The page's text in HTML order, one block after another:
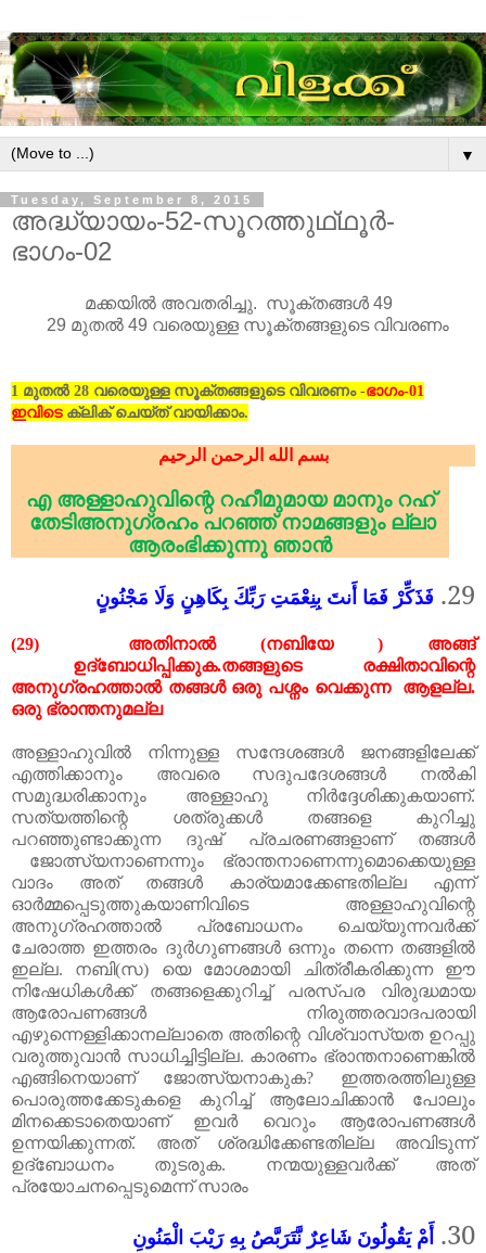
▼
Tuesday, September 8, 2015
അദ്ധ്യായം-52-സൂറത്തുഥ്ഥൂർ-
ഭാഗം-02
മക്കയിൽ അവതരിച്ചു. സൂക്തങ്ങൾ 49
29 മുതൽ 49 വരെയുള്ള സൂക്തങ്ങളുടെ വിവരണം
1 മുതൽ 28 വരെയുള്ള സൂക്തങ്ങളുടെ വിവരണം -ഭാഗം-01
ഇവിടെക്ലിക് ചെയ്ത് വായിക്കാം.
بسم الله الرحمن الرحيم
റഹ്
മാനും
റഹീമുമായ
അള്ളാഹുവിന്റെ
എ
ല്ലാ
നാമങ്ങളും
പറഞ്ഞ്
അനുഗ്രഹം
തേടി
ഞാൻ
ആരംഭിക്കുന്നു
29. فَذَكِّرْ فَمَا أَنتَ بِنِعْمَتِ رَبِّكَ بِكَاهِنٍ وَلَا مَجْنُونٍ
(29) അതിനാൽ(നബിയേ) അങ്ങ്
ഉദ്ബോധിപ്പിക്കുക.തങ്ങളുടെ
രക്ഷിതാവിന്റെ
അനുഗ്രഹത്താൽ തങ്ങൾ ഒരു പശ്നം വെക്കുന്ന ആളല്ല.
ഒരു ഭ്രാന്തനുമല്ല
അള്ളാഹുവിൽ നിന്നുള്ള സന്ദേശങ്ങൾ ജനങ്ങളിലേക്ക്
എത്തിക്കാനും അവരെ സദുപദേശങ്ങൾ നൽകി
സമുദ്ധരിക്കാനും അള്ളാഹു നിർദ്ദേശിക്കുകയാണ്.
സത്യത്തിന്റെ ശത്രുക്കൾ തങ്ങളെ കുറിച്ചു
പറഞ്ഞുണ്ടാക്കുന്ന ദുഷ് പ്രചരണങ്ങളാണ് തങ്ങൾ
ജോത്സ്യനാണെന്നും ഭ്രാന്തനാണെന്നുമൊക്കെയുള്ള
വാദം അത് തങ്ങൾ കാര്യമാക്കേണ്ടതില്ല എന്ന്
ഓർമ്മപ്പെടുത്തുകയാണിവിടെ
അള്ളാഹുവിന്റെ
അനുഗ്രഹത്താൽ
പ്രബോധനം
ചെയ്യുന്നവർക്ക്
ചേരാത്ത ഇത്തരം ദുർഗുണങ്ങൾ ഒന്നും തന്നെ തങ്ങളിൽ
ഇല്ല. നബി(സ) യെ മോശമായി ചിത്രീകരിക്കുന്ന
ഈ
നിഷേധികൾക്ക്
തങ്ങളെക്കുറിച്ച് പരസ്പര
വിരുദ്ധമായ
ആരോപണങ്ങൾ
നിരുത്തരവാദപരായി
എഴുന്നെള്ളിക്കാനല്ലാതെ അതിന്റെ വിശ്വാസ്യത ഉറപ്പു
വരുത്തുവാൻ സാധിച്ചിട്ടില്ല. കാരണം ഭ്രാന്തനാണെങ്കിൽ
എങ്ങിനെയാണ്
ജോത്സ്യനാകുക? ഇത്തരത്തിലുള്ള
പൊരുത്തക്കേടുകളെ
കുറിച്ച് ആലോചിക്കാൻ
പോലും
മിനക്കെടാതെയാണ്
ഇവർ വെറും
ആരോപണങ്ങൾ
ഉന്നയിക്കുന്നത്. അത്
ശ്രദ്ധിക്കേണ്ടതില്ല അവിടുന്ന്
ഉദ്ബോധനം
തുടരുക. നന്മയുള്ളവർക്ക്
അത്
പ്രയോചനപ്പെടുമെന്ന് സാരം
30. أَمْ يَقُولُونَ شَاعِرٌ نَّتَرَبَّصُ بِهِ رَيْبَ الْمَنُونِ